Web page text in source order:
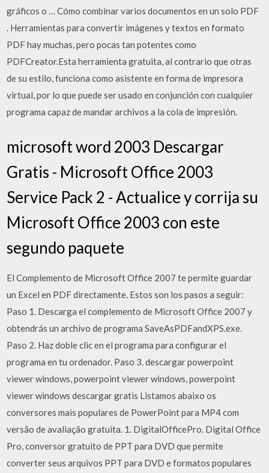
gráficos o … Cómo combinar varios documentos en un solo PDF
. Herramientas para convertir imágenes y textos en formato
PDF hay muchas, pero pocas tan potentes como
PDFCreator.Esta herramienta gratuita, al contrario que otras
de su estilo, funciona como asistente en forma de impresora
virtual, por lo que puede ser usado en conjunción con cualquier
programa capaz de mandar archivos a la cola de impresión.
microsoft word 2003 Descargar
Gratis - Microsoft Office 2003
Service Pack 2 - Actualice y corrija su
Microsoft Office 2003 con este
segundo paquete
El Complemento de Microsoft Office 2007 te permite guardar
un Excel en PDF directamente. Estos son los pasos a seguir:
Paso 1. Descarga el complemento de Microsoft Office 2007 y
obtendrás un archivo de programa SaveAsPDFandXPS.exe.
Paso 2. Haz doble clic en el programa para configurar el
programa en tu ordenador. Paso 3. descargar powerpoint
viewer windows, powerpoint viewer windows, powerpoint
viewer windows descargar gratis Listamos abaixo os
conversores mais populares de PowerPoint para MP4 com
versão de avaliação gratuita. 1. DigitalOfficePro. Digital Office
Pro, conversor gratuito de PPT para DVD que permite
converter seus arquivos PPT para DVD e formatos populares